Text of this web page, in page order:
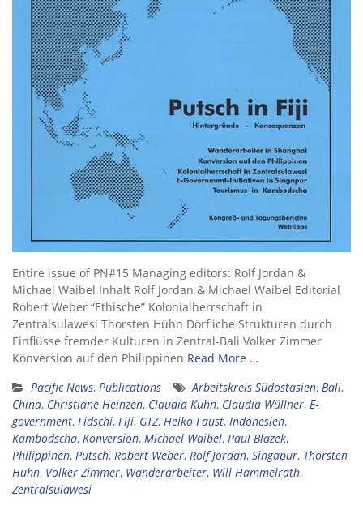
Entire issue of PN#15 Managing editors: Rolf Jordan &
Michael Waibel Inhalt Rolf Jordan & Michael Waibel Editorial
Robert Weber “Ethische” Kolonialherrschaft in
Zentralsulawesi Thorsten Hühn Dörfliche Strukturen durch
Einflüsse fremder Kulturen in Zentral-Bali Volker Zimmer
Konversion auf den Philippinen Read More …
Pacific News, Publications Arbeitskreis Südostasien, Bali,
China, Christiane Heinzen, Claudia Kuhn, Claudia Wüllner, E-
government, Fidschi, Fiji, GTZ, Heiko Faust, Indonesien,
Kambodscha, Konversion, Michael Waibel, Paul Blazek,
Philippinen, Putsch, Robert Weber, Rolf Jordan, Singapur, Thorsten
Hühn, Volker Zimmer, Wanderarbeiter, Will Hammelrath,
Zentralsulawesi